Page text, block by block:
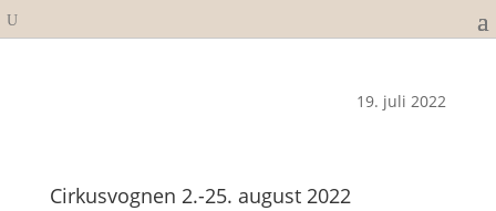
19. juli 2022
Cirkusvognen 2.-25. august 2022